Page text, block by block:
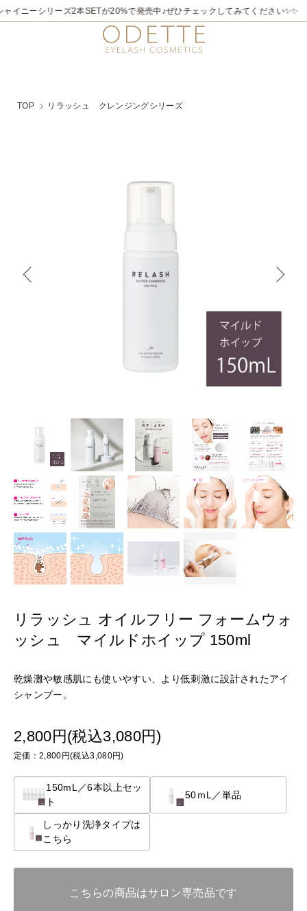
イニーシリーズ2本SETが20%で発売中♪ぜひチェックしてみてください✨✨
TOP リラッシュ クレンジングシリーズ
リラッシュ オイルフリー フォームウォ
ッシュ マイルドホイップ 150ml
乾燥灘や敏感肌にも使いやすい、より低刺激に設計されたアイ
シャンプー。
2,800円(税込3,080円)
定価：2,800円(税込3,080円)
150mL／6本以上セッ
ト
50ｍL／単品
しっかり洗浄タイプは
こちら
こちらの商品はサロン専売品です